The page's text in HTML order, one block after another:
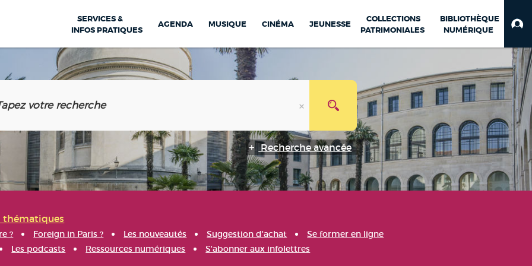
SERVICES &
INFOS PRATIQUES
AGENDA MUSIQUE CINÉMA JEUNESSE
COLLECTIONS
PATRIMONIALES
BIBLIOTHÈQUE
NUMÉRIQUE
Recherche avancée
thématiques
? Foreign in Paris ? Les nouveautés Suggestion d'achat
Se former en ligne
Les podcasts Ressources numériques S'abonner aux infolettres